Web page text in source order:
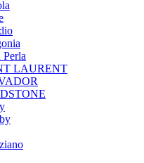
LAURENT